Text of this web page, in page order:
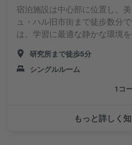
宿泊施設は中心部に位置し、
ュ・ハル旧市街まで徒歩数分
は、学習に最適な静かな環境を
研究所まで徒歩5分
シングルルーム
1コ
もっと詳しく